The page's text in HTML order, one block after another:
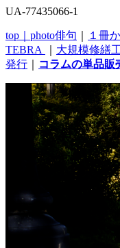
UA-77435066-1
top｜ photo俳句 １冊
TEBRA
大規模修繕
発行
コラムの単品販